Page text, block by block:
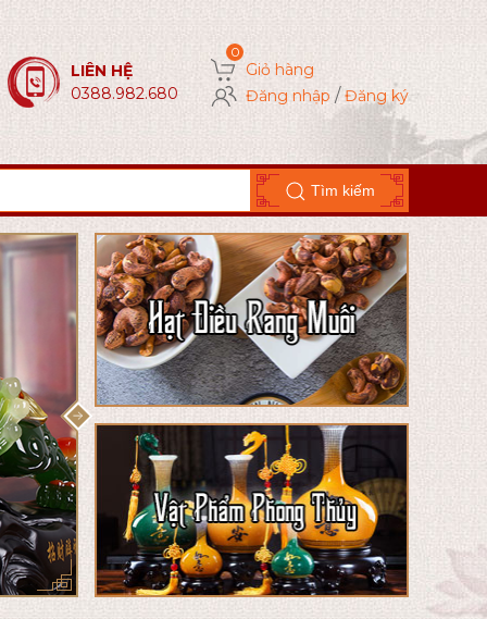
LIÊN HỆ
0388.982.680
Giỏ hàng
Đăng nhập / Đăng ký
Tìm kiếm